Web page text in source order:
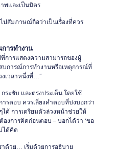
พและเป็นมิตร
ปสัมภาษณ์ถือว่าเป็นเรื่องที่ควร
ารทำงาน
การแสดงความสามารถของผู้
บการณ์การทำงานหรือเหตุการณ์ที่
งเวลาหนึ่งที่…”
ะชับ และตรงประเด็น โดยใช้
รตอบ ควรเลี่ยงคำตอบที่บ่งบอกว่า
ด้ การเตรียมตัวล่วงหน้าช่วยให้
งการคิดก่อนตอบ – บอกได้ว่า ‘ขอ
ได้คิด
ด้วย… เริ่มด้วยการอธิบาย